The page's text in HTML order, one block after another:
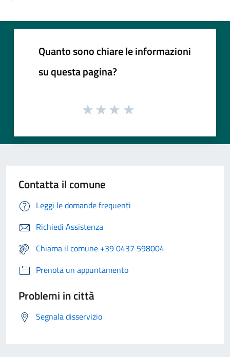
Quanto sono chiare le informazioni
su questa pagina?
Contatta il comune
Leggi le domande frequenti
Richiedi Assistenza
Chiama il comune +39 0437 598004
Prenota un appuntamento
Problemi in città
Segnala disservizio